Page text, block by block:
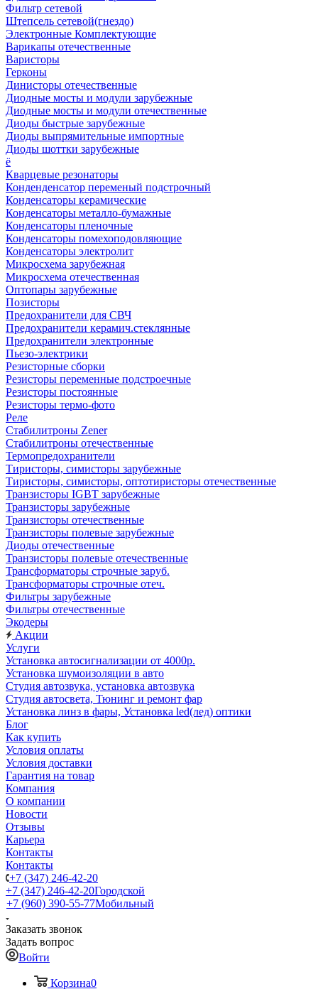
Фильтр сетевой
Штепсель сетевой(гнездо)
Электронные Комплектующие
Варикапы отечественные
Варисторы
Герконы
Динисторы отечественные
Диодные мосты и модули зарубежные
Диодные мосты и модули отечественные
Диоды быстрые зарубежные
Диоды выпрямительные импортные
Диоды шоттки зарубежные
ё
Кварцевые резонаторы
Конденденсатор переменый подстрочный
Конденсаторы керамические
Конденсаторы металло-бумажные
Конденсаторы пленочные
Конденсаторы помехоподовляющие
Конденсаторы электролит
Микросхема зарубежная
Микросхема отечественная
Оптопары зарубежные
Позисторы
Предохранители для СВЧ
Предохранители керамич.стеклянные
Предохранители электронные
Пьезо-электрики
Резисторные сборки
Резисторы переменные подстроечные
Резисторы постоянные
Резисторы термо-фото
Реле
Стабилитроны Zener
Стабилитроны отечественные
Термопредохранители
Тиристоры, симисторы зарубежные
Тиристоры, симисторы, оптотиристоры отечественные
Транзисторы IGBT зарубежные
Транзисторы зарубежные
Транзисторы отечественные
Транзисторы полевые зарубежные
Диоды отечественные
Транзисторы полевые отечественные
Трансформаторы строчные заруб.
Трансформаторы строчные отеч.
Фильтры зарубежные
Фильтры отечественные
Экодеры
Акции
Услуги
Установка автосигнализации от 4000р.
Установка шумоизоляции в авто
Студия автозвука, установка автозвука
Студия автосвета, Тюнинг и ремонт фар
Установка линз в фары, Установка led(лед) оптики
Блог
Как купить
Условия оплаты
Условия доставки
Гарантия на товар
Компания
О компании
Новости
Отзывы
Карьера
Контакты
Контакты
+7 (347) 246-42-20
+7 (347) 246-42-20Городской
+7 (960) 390-55-77Мобильный
Заказать звонок
Задать вопрос
Войти
Корзина0